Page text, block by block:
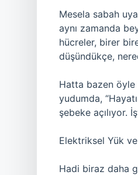
Mesela sabah
aynı zamanda
hücreler, birer
düşündükçe,
Hatta bazen öyle
yudumda,
şebeke açılıyor.
Elektriksel Yük
Hadi biraz daha